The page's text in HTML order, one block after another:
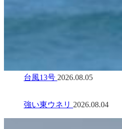
台風13号 2026.08.05
強い東ウネリ 2026.08.04